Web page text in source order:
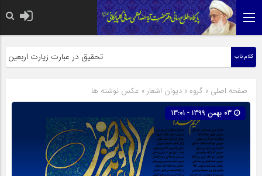
کلام ناب تحقیق در عبارت زیارت اربعین
صفحه اصلی » گروه » دیوان اشعار » عکس نوشته ها